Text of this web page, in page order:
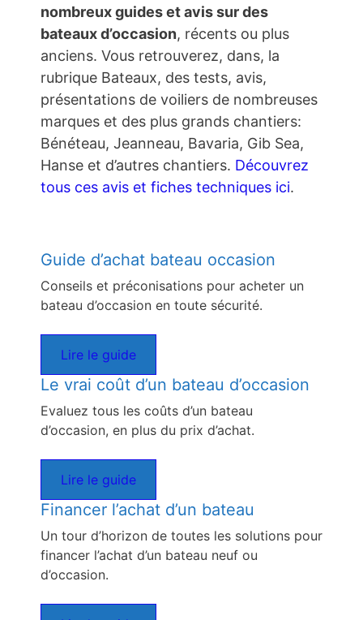
nombreux guides et avis sur des
bateaux d’occasion, récents ou plus
anciens. Vous retrouverez, dans, la
rubrique Bateaux, des tests, avis,
présentations de voiliers de nombreuses
marques et des plus grands chantiers:
Bénéteau, Jeanneau, Bavaria, Gib Sea,
Hanse et d’autres chantiers. Découvrez
tous ces avis et fiches techniques ici.
Guide d’achat bateau occasion
Conseils et préconisations pour acheter un
bateau d’occasion en toute sécurité.
Lire le guide
Le vrai coût d’un bateau d’occasion
Evaluez tous les coûts d’un bateau
d’occasion, en plus du prix d’achat.
Lire le guide
Financer l’achat d’un bateau
Un tour d’horizon de toutes les solutions pour
financer l’achat d’un bateau neuf ou
d’occasion.